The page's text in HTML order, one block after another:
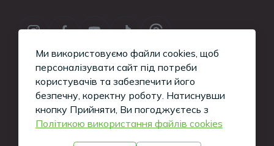
Copyright ©2026Tea-Puer. All Rights
Reserved.
Кажуть, такі сайти вміють робити хлопці з
Ми використовуємо файли cookies, щоб
персоналізувати сайт під потреби
користувачів та забезпечити його
безпечну, коректну роботу. Натиснувши
кнопку Прийняти, Ви погоджуєтесь з
Політикою використання файлів cookies